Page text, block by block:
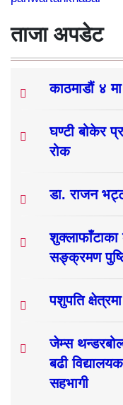
डा. राजन
शुक्लाफाँटाका
पशुपति
जेम्स
सहभागी